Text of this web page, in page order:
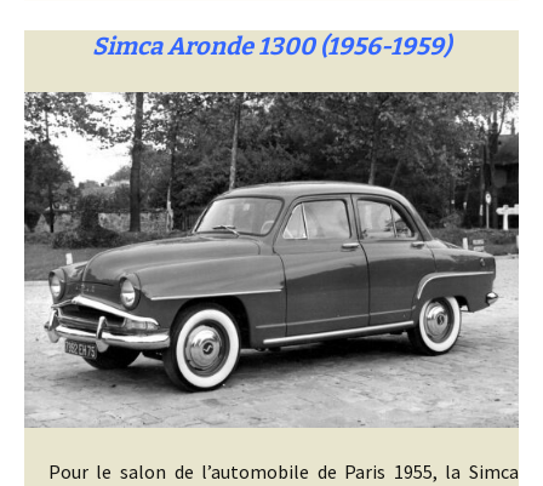
Simca Aronde 1300 (1956-1959)
Pour le salon de l’automobile de Paris 1955, la Simca